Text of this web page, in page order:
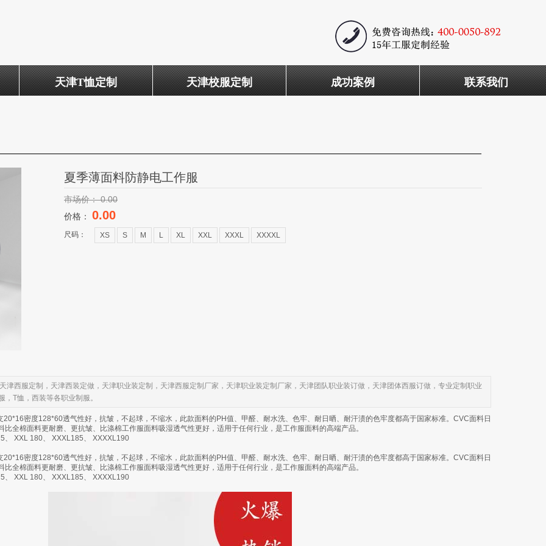
天津T恤定制 天津校服定制 成功案例 联系我们
夏季薄面料防静电工作服
市场价：0.00
价格： 0.00
尺码： XS S M L XL XXL XXXL XXXXL
津西服定制，天津西装定做，天津职业装定制，天津西服定制厂家，天津职业装定制厂家，天津团队职业装订做，天津团体西服订做，专业定制职业
T恤，西装等各职业制服。
密度128*60透气性好，抗皱，不起球，不缩水，此款面料的PH值、甲醛、耐水洗、色牢、耐日晒、耐汗渍的色牢度都高于国家标准。CVC面料日
全棉面料更耐磨、更抗皱、比涤棉工作服面料吸湿透气性更好，适用于任何行业，是工作服面料的高端产品。
、 XXL 180、 XXXL185、 XXXXL190
密度128*60透气性好，抗皱，不起球，不缩水，此款面料的PH值、甲醛、耐水洗、色牢、耐日晒、耐汗渍的色牢度都高于国家标准。CVC面料日
全棉面料更耐磨、更抗皱、比涤棉工作服面料吸湿透气性更好，适用于任何行业，是工作服面料的高端产品。
、 XXL 180、 XXXL185、 XXXXL190